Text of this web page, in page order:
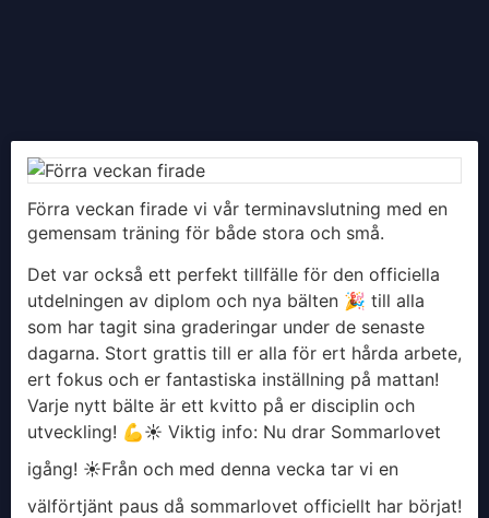
Förra veckan firade vi vår terminavslutning med en
gemensam träning för både stora och små.
Det var också ett perfekt tillfälle för den officiella
utdelningen av diplom och nya bälten 🎉 till alla
som har tagit sina graderingar under de senaste
dagarna. Stort grattis till er alla för ert hårda arbete,
ert fokus och er fantastiska inställning på mattan!
Varje nytt bälte är ett kvitto på er disciplin och
utveckling! 💪​☀️ Viktig info: Nu drar Sommarlovet
igång! ☀️​Från och med denna vecka tar vi en
välförtjänt paus då sommarlovet officiellt har börjat!